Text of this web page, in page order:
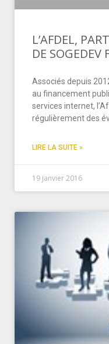
L’AFDEL,
DE SOGEDEV
Associés depuis
au financement
services internet,
régulièrement des
LIRE LA SUITE »
19 janvier 2016